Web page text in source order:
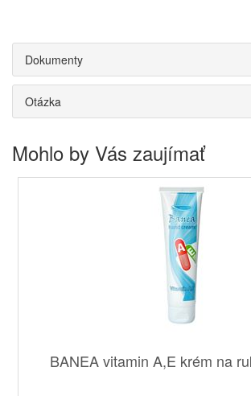
Dokumenty
Otázka
Mohlo by Vás zaujímať
BANEA vitamin A,E krém na